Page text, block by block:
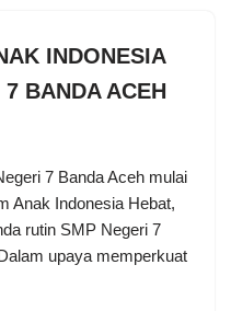
INDONESIA
BANDA ACEH
7 Banda Aceh mulai
Anak Indonesia Hebat,
rutin SMP Negeri 7
upaya memperkuat